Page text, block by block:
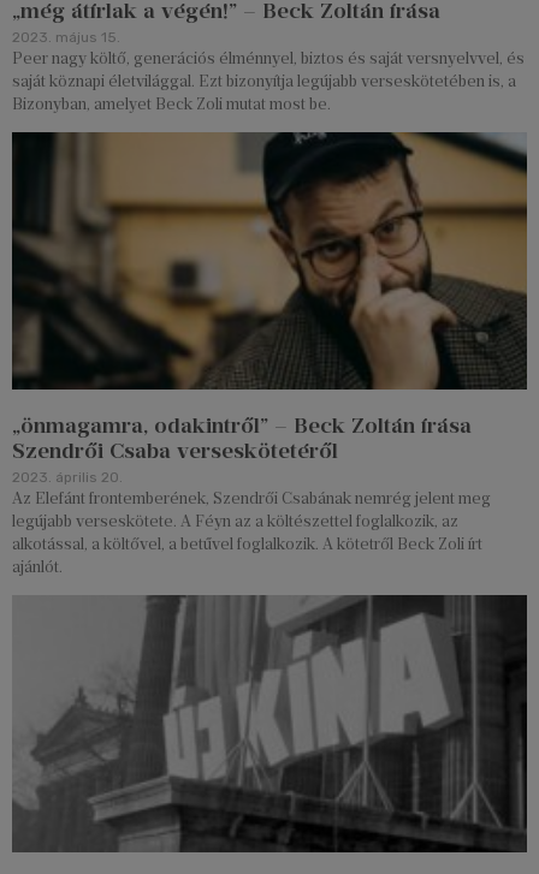
„még átírlak a végén!” – Beck Zoltán írása
2023. május 15.
Peer nagy költő, generációs élménnyel, biztos és saját versnyelvvel, és
saját köznapi életvilággal. Ezt bizonyítja legújabb verseskötetében is, a
Bizonyban, amelyet Beck Zoli mutat most be.
„önmagamra, odakintről” – Beck Zoltán írása
Szendrői Csaba verseskötetéről
2023. április 20.
Az Elefánt frontemberének, Szendrői Csabának nemrég jelent meg
legújabb verseskötete. A Féyn az a költészettel foglalkozik, az
alkotással, a költővel, a betűvel foglalkozik. A kötetről Beck Zoli írt
ajánlót.